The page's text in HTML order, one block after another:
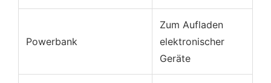
Powerbank
Zum Aufladen
elektronischer
Geräte